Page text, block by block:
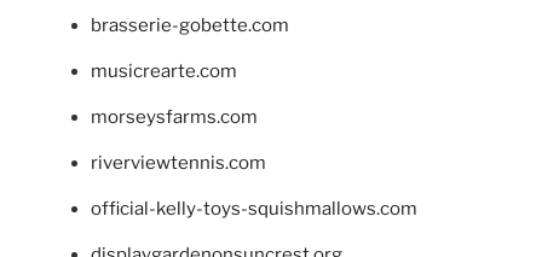
brasserie-gobette.com
musicrearte.com
morseysfarms.com
riverviewtennis.com
official-kelly-toys-squishmallows.com